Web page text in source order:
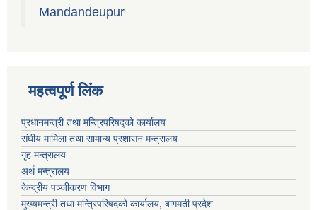
Mandandeupur
महत्वपूर्ण लिंक
प्रधानमन्त्री तथा मन्त्रिपरिषद्को कार्यालय
संघीय मामिला तथा सामान्य प्रशासन मन्त्रालय
गृह मन्त्रालय
अर्थ मन्त्रालय
केन्द्रीय पञ्जीकरण विभाग
मुख्यमन्त्री तथा मन्त्रिपरिषदको कार्यालय, बागमती प्रदेश